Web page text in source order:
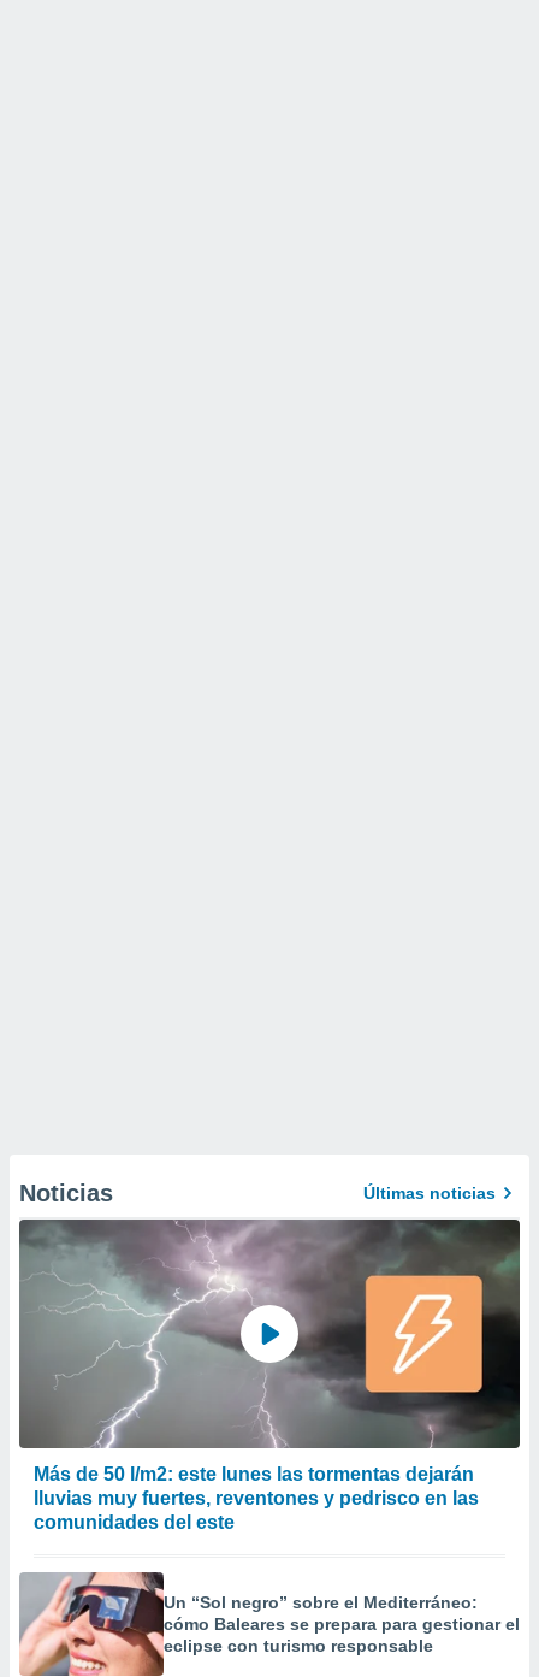
Noticias Últimas noticias
Más de 50 l/m2: este lunes las tormentas dejarán
lluvias muy fuertes, reventones y pedrisco en las
comunidades del este
Un “Sol negro” sobre el Mediterráneo:
cómo Baleares se prepara para gestionar el
eclipse con turismo responsable